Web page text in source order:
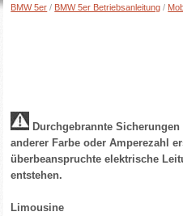
BMW 5er / BMW 5er Betriebsanleitung /
Durchgebrannte
anderer Farbe oder Amperezahl
überbeanspruchte elektrische
entstehen.
Limousine